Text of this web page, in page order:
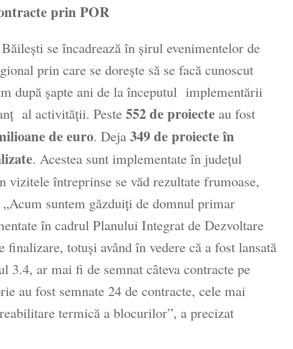
prin POR
se încadrează în şirul evenimentelor de
prin care se doreşte să se facă cunoscut
după şapte ani de la începutul implementării
al activităţii. Peste 552 de proiecte au fost
de euro. Deja 349 de proiecte în
. Acestea sunt implementate în judeţul
întreprinse se văd rezultate frumoase,
suntem găzduiţi de domnul primar
în cadrul Planului Integrat de Dezvoltare
totuşi având în vedere că a fost lansată
3.4, ar mai fi de semnat câteva contracte pe
au fost semnate 24 de contracte, cele mai
termică a blocurilor”, a precizat